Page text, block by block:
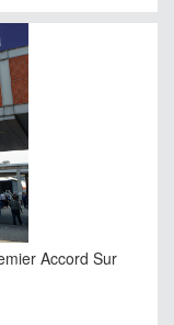
Accord Sur